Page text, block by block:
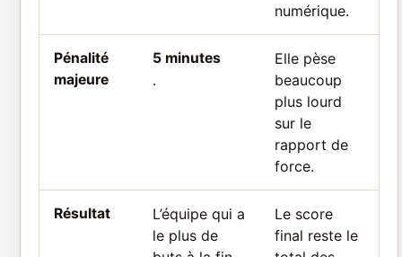
numérique.
Pénalité
majeure
5 minutes
.
Elle pèse
beaucoup
plus lourd
sur le
rapport de
force.
Résultat
L’équipe qui a
le plus de
Le score
final reste le